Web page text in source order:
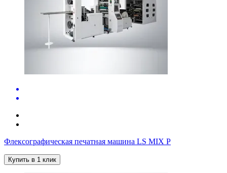
Флексографическая печатная машина LS MIX P
Купить в 1 клик